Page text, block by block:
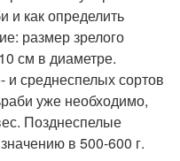
и как определить
размер зрелого
см в диаметре.
среднеспелых сортов
уже необходимо,
Позднеспелые
в 500-600 г.